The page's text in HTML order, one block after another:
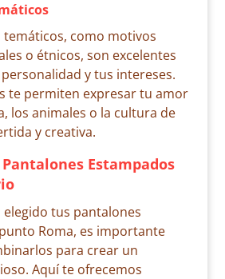
temáticos, como motivos
o étnicos, son excelentes
y tus intereses.
te permiten expresar tu amor
los animales o la cultura de
y creativa.
Estampados
elegido tus pantalones
Roma, es importante
para crear un
Aquí te ofrecemos